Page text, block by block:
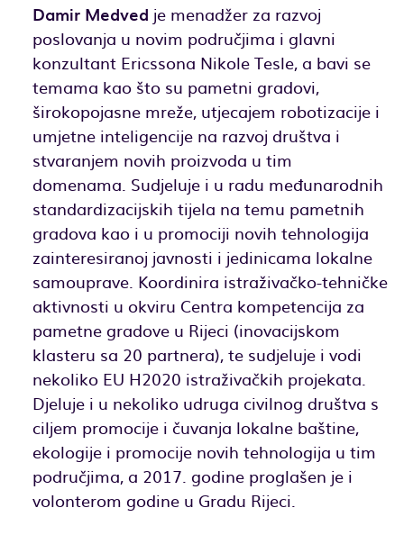
Damir Medved je menadžer za razvoj
poslovanja u novim područjima i glavni
konzultant Ericssona Nikole Tesle, a bavi se
temama kao što su pametni gradovi,
širokopojasne mreže, utjecajem robotizacije i
umjetne inteligencije na razvoj društva i
stvaranjem novih proizvoda u tim
domenama. Sudjeluje i u radu međunarodnih
standardizacijskih tijela na temu pametnih
gradova kao i u promociji novih tehnologija
zainteresiranoj javnosti i jedinicama lokalne
samouprave. Koordinira istraživačko-tehničke
aktivnosti u okviru Centra kompetencija za
pametne gradove u Rijeci (inovacijskom
klasteru sa 20 partnera), te sudjeluje i vodi
nekoliko EU H2020 istraživačkih projekata.
Djeluje i u nekoliko udruga civilnog društva s
ciljem promocije i čuvanja lokalne baštine,
ekologije i promocije novih tehnologija u tim
područjima, a 2017. godine proglašen je i
volonterom godine u Gradu Rijeci.